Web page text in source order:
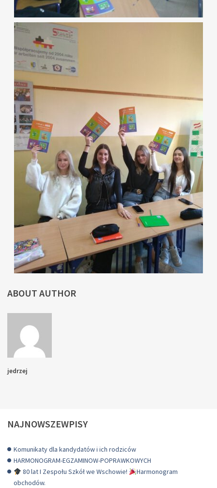
ABOUT AUTHOR
jedrzej
NAJNOWSZEWPISY
Komunikaty dla kandydatów i ich rodziców
HARMONOGRAM-EGZAMINOW-POPRAWKOWYCH
80 lat I Zespołu Szkół we Wschowie!
Harmonogram
obchodów.